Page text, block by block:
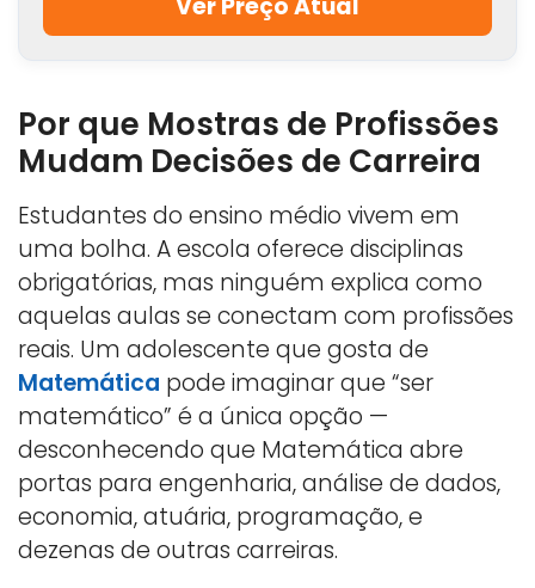
Por que Mostras de Profissões
Mudam Decisões de Carreira
Estudantes do ensino médio vivem em
uma bolha. A escola oferece disciplinas
obrigatórias, mas ninguém explica como
aquelas aulas se conectam com profissões
reais. Um adolescente que gosta de
Matemática pode imaginar que “ser
matemático” é a única opção —
desconhecendo que Matemática abre
portas para engenharia, análise de dados,
economia, atuária, programação, e
dezenas de outras carreiras.